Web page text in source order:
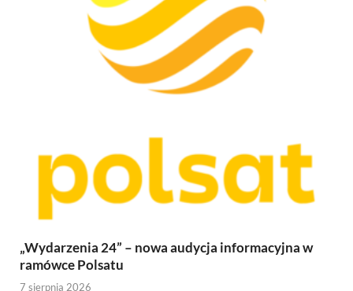
„Wydarzenia 24” – nowa audycja informacyjna w
ramówce Polsatu
7 sierpnia 2026